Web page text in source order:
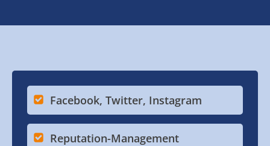
Facebook, Twitter, Instagram
Reputation-Management